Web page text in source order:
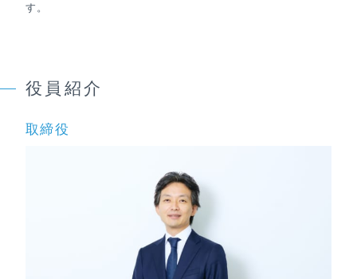
す。
役員紹介
取締役